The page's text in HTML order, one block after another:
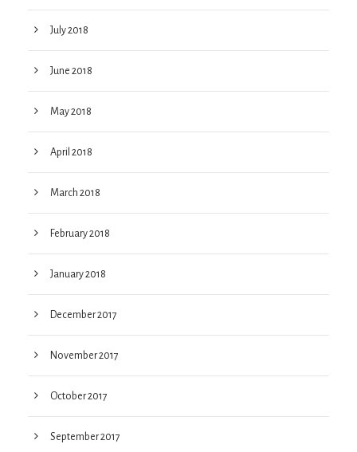
July 2018
June 2018
May 2018
April 2018
March 2018
February 2018
January 2018
December 2017
November 2017
October 2017
September 2017